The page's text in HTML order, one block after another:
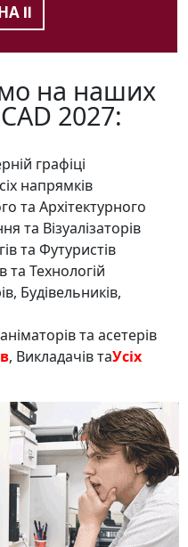
Ⅱ
на наших
2027:
графіці
напрямків
та Архітектурного
та Візуалізаторів
та Футуристів
та Технологій
Будівельників,
та асетерів
, Викладачів таУсіх